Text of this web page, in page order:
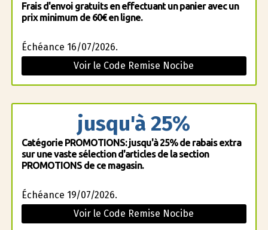
Frais d'envoi gratuits en effectuant un panier avec un
prix minimum de 60€ en ligne.
Échéance 16/07/2026.
Voir le Code Remise Nocibe
jusqu'à 25%
Catégorie PROMOTIONS: jusqu'à 25% de rabais extra
sur une vaste sélection d'articles de la section
PROMOTIONS de ce magasin.
Échéance 19/07/2026.
Voir le Code Remise Nocibe